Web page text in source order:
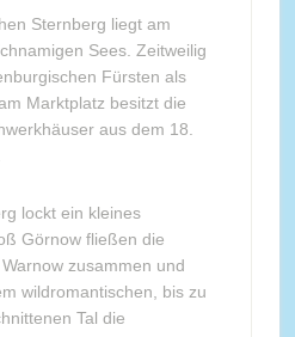
Sternberg liegt am
Sees. Zeitweilig
Fürsten als
Marktplatz besitzt die
aus dem 18.
lockt ein kleines
Görnow fließen die
zusammen und
wildromantischen, bis zu
Tal die